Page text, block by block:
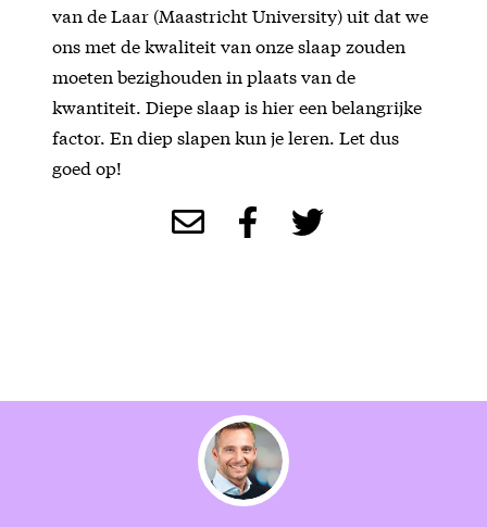
van de Laar (Maastricht University) uit dat we
ons met de kwaliteit van onze slaap zouden
moeten bezighouden in plaats van de
kwantiteit. Diepe slaap is hier een belangrijke
factor. En diep slapen kun je leren. Let dus
goed op!